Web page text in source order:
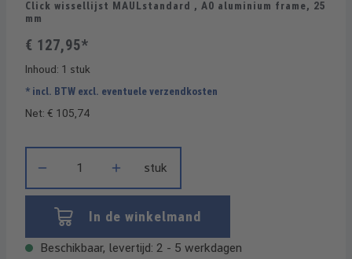
Click wissellijst MAULstandard , A0 aluminium frame, 25
mm
€ 127,95*
Inhoud: 1 stuk
* incl. BTW excl. eventuele verzendkosten
Net: € 105,74
stuk
In de winkelmand
Beschikbaar, levertijd: 2 - 5 werkdagen